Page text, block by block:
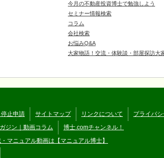
今月の不動産投資博士で勉強しよう
セミナー情報検索
コラム
会社検索
お悩みQ&A
大家物語！交流・体験談・部屋探訪大
止申請 サイトマップ リンクについて
プライバ
ジン｜動画コラム
博士.comチャンネル！
マニュアル動画は【マニュアル博士】